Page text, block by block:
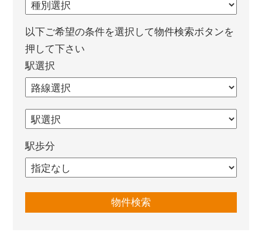
以下ご希望の条件を選択して物件検索ボタンを
押して下さい
駅選択
駅歩分